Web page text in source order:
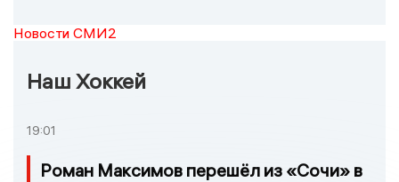
Новости СМИ2
Наш Хоккей
19:01
Роман Максимов перешёл из «Сочи» в